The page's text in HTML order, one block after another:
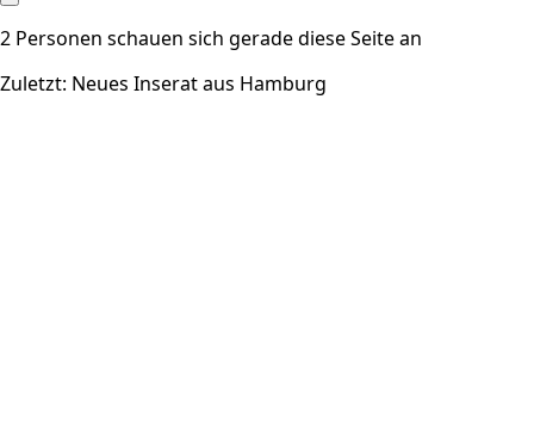
2 Personen schauen sich gerade diese Seite an
Zuletzt: Neues Inserat aus Hamburg